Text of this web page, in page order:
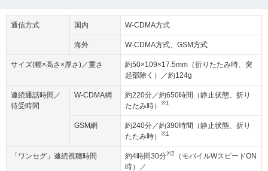
通信方式 国内 W-CDMA方式
海外 W-CDMA方式、GSM方式
サイズ(幅×高さ×厚さ)／重さ
約50×109×17.5mm（折りたたみ時、突
起部除く）／約124g
連続通話時間／
待受時間
W-CDMA網
約220分／約650時間（静止状態、折り
たたみ時）
※1
GSM網
約240分／約390時間（静止状態、折り
たたみ時）
※1
「ワンセグ」連続視聴時間 約4時間30分※2
（モバイルWスピードON
時）／